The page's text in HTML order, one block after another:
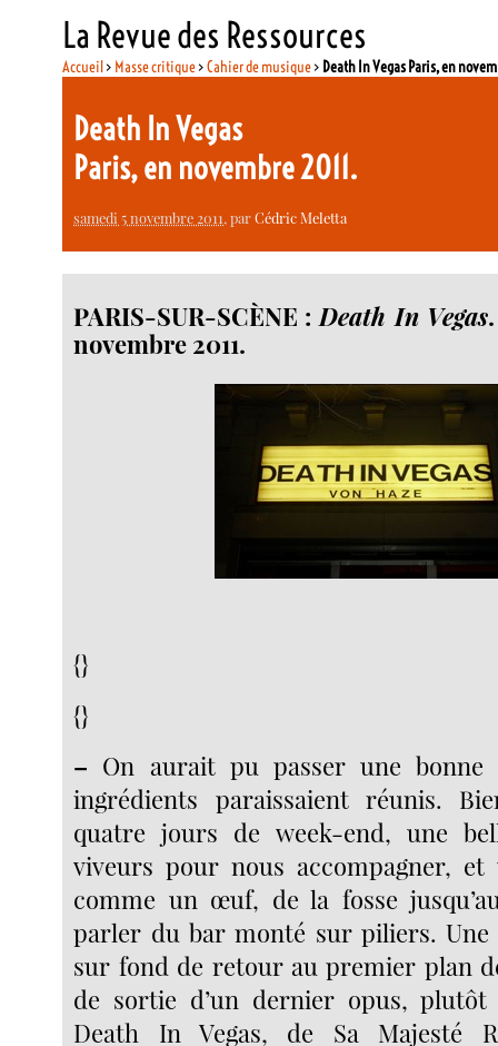
La Revue des Ressources
Accueil> Masse critique>Cahier de musique> Death In Vegas Paris, en
Death In Vegas
Paris, en novembre 2011.
samedi 5 novembre 2011, parCédric Meletta
PARIS-SUR-SCÈNE : Death In Vegas
novembre 2011.
{}
{}
– On aurait pu passer une bonne
ingrédients paraissaient réunis.
quatre jours de week-end, une
viveurs pour nous accompagner, et
comme un œuf, de la fosse
parler du bar monté sur piliers.
sur fond de retour au premier plan
de sortie d’un dernier opus, plutôt
Death In Vegas, de Sa Majesté